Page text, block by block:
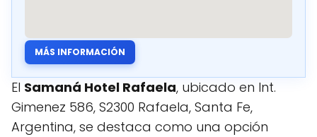
MÁS INFORMACIÓN
El Samaná Hotel Rafaela, ubicado en Int.
Gimenez 586, S2300 Rafaela, Santa Fe,
Argentina, se destaca como una opción